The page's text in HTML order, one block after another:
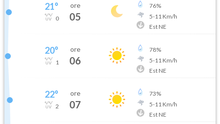
21°
0
ore
05
76%
5-11 Km/h
Est NE
20°
1
ore
06
78%
5-11 Km/h
Est NE
22°
2
ore
07
73%
5-11 Km/h
Est NE